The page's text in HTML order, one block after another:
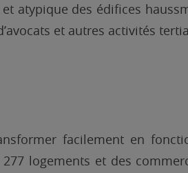
atypique des édifices
et autres activités
facilement en
logements et des